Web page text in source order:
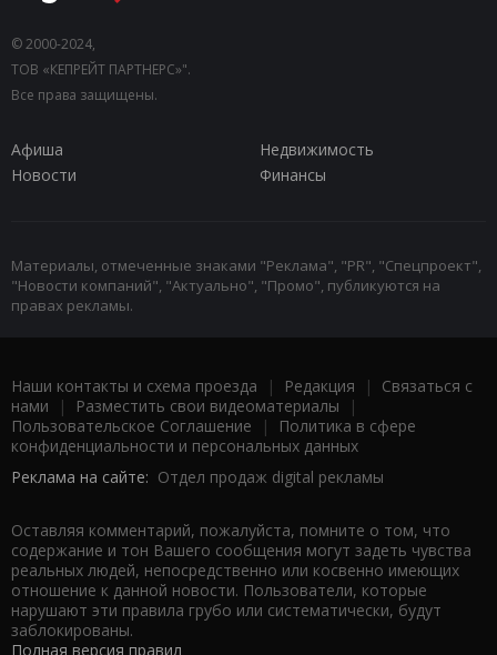
© 2000-2024,
ТОВ «КЕПРЕЙТ ПАРТНЕРС»".
Все права защищены.
Афиша
Недвижимость
Новости
Финансы
Материалы, отмеченные знаками "Реклама", "PR", "Спецпроект",
"Новости компаний", "Актуально", "Промо", публикуются на
правах рекламы.
Наши контакты и схема проезда | Редакция | Связаться с
нами | Разместить свои видеоматериалы |
Пользовательское Соглашение |
Политика в сфере
конфиденциальности и персональных данных
Реклама на сайте: Отдел продаж digital рекламы
Оставляя комментарий, пожалуйста, помните о том, что
содержание и тон Вашего сообщения могут задеть чувства
реальных людей, непосредственно или косвенно имеющих
отношение к данной новости. Пользователи, которые
нарушают эти правила грубо или систематически, будут
заблокированы.
Полная версия правил